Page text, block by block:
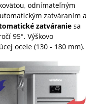
odnímateľným
zatváraním a
zatváraniesa
95°. Výškovo
ocele (130 - 180 mm).